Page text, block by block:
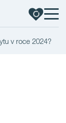
v roce 2024?